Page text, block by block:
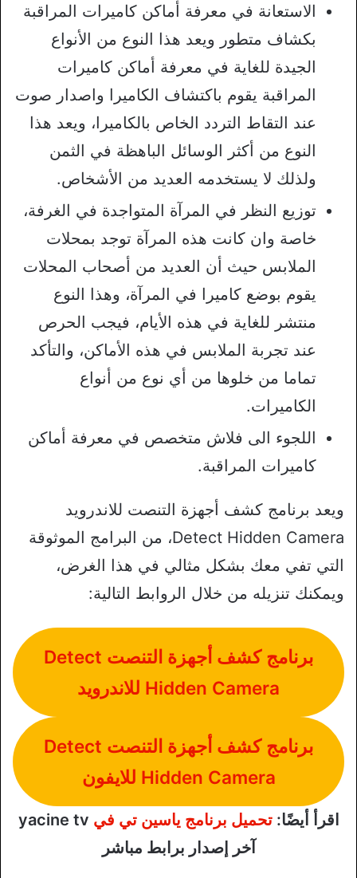
الاستعانة في معرفة أماكن كاميرات المراقبة
بكشاف متطور ويعد هذا النوع من الأنواع
الجيدة للغاية في معرفة أماكن كاميرات
المراقبة يقوم باكتشاف الكاميرا واصدار صوت
عند التقاط التردد الخاص بالكاميرا، ويعد هذا
النوع من أكثر الوسائل الباهظة في الثمن
ولذلك لا يستخدمه العديد من الأشخاص.
توزيع النظر في المرآة المتواجدة في الغرفة،
خاصة وان كانت هذه المرآة توجد بمحلات
الملابس حيث أن العديد من أصحاب المحلات
يقوم بوضع كاميرا في المرآة، وهذا النوع
منتشر للغاية في هذه الأيام، فيجب الحرص
عند تجربة الملابس في هذه الأماكن، والتأكد
تماما من خلوها من أي نوع من أنواع
الكاميرات.
اللجوء الى فلاش متخصص في معرفة أماكن
كاميرات المراقبة.
ويعد برنامج كشف أجهزة التنصت للاندرويد
Detect Hidden Camera، من البرامج الموثوقة
التي تفي معك بشكل مثالي في هذا الغرض،
ويمكنك تنزيله من خلال الروابط التالية:
برنامج كشف أجهزة التنصت Detect
Hidden Camera للاندرويد
برنامج كشف أجهزة التنصت Detect
Hidden Camera للايفون
اقرأ أيضًا:تحميل برنامج ياسين تي في yacine tv
آخر إصدار برابط مباشر